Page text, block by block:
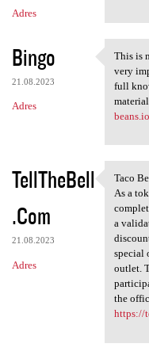
Adres
Bingo
21.08.2023
Adres
This is
This is
very
full
material.
beans.io
TellTheBell
.Com
21.08.2023
Adres
Taco
Taco
As a
a
special
outlet.
the
https://